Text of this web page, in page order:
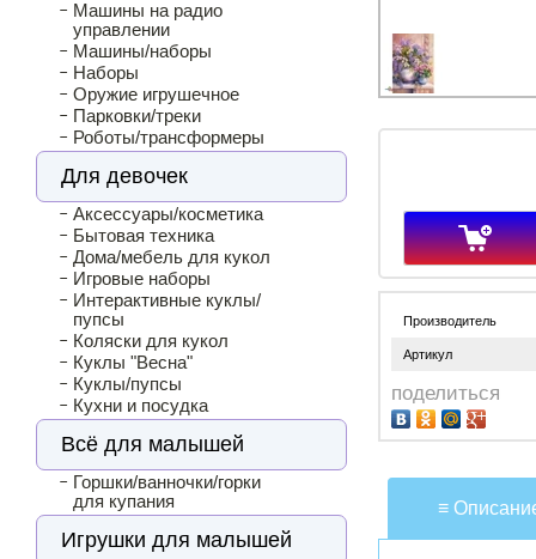
Производитель
Артикул
поделиться
≡
Машины на радио
управлении
Машины/наборы
Наборы
Оружие игрушечное
Парковки/треки
Роботы/трансформеры
Для девочек
Аксессуары/косметика
Бытовая техника
Дома/мебель для кукол
Игровые наборы
Интерактивные куклы/
пупсы
Коляски для кукол
Куклы "Весна"
Куклы/пупсы
Кухни и посудка
Всё для малышей
Горшки/ванночки/горки
для купания
Игрушки для малышей